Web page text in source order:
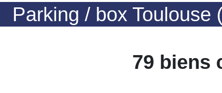
Parking / box Toulouse
79 biens